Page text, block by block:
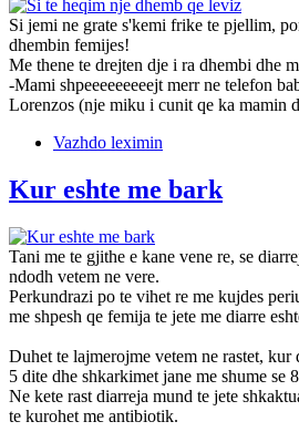
Si jemi ne grate s'kemi frike te pjellim,
dhembin femijes!
Me thene te drejten dje i ra dhembi dhe
-Mami shpeeeeeeeeejt merr ne telefon
Lorenzos (nje miku i cunit qe ka mamin
Vazhdo leximin
Kur eshte me bark
Tani me te gjithe e kane vene re, se
ndodh vetem ne vere.
Perkundrazi po te vihet re me kujdes
me shpesh qe femija te jete me diarre
Duhet te lajmerojme vetem ne rastet, kur
5 dite dhe shkarkimet jane me shume se
Ne kete rast diarreja mund te jete
te kurohet me antibiotik.